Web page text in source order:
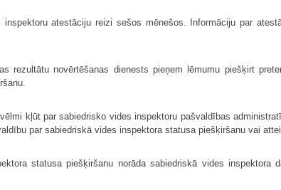
atestāciju reizi sešos mēnešos. Informāciju par
rezultātu novērtēšanas dienests pieņem lēmumu piešķirt
kļūt par sabiedrisko vides inspektoru pašvaldības
par sabiedriskā vides inspektora statusa piešķiršanu vai
statusa piešķiršanu norāda sabiedriskā vides inspektora